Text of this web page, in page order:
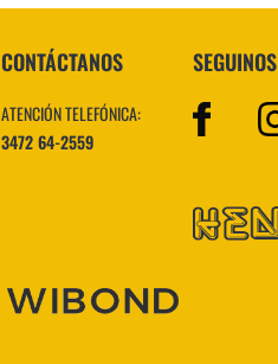
CONTÁCTANOS
ATENCIÓN TELEFÓNICA:
3472 64-2559
SEGUINOS